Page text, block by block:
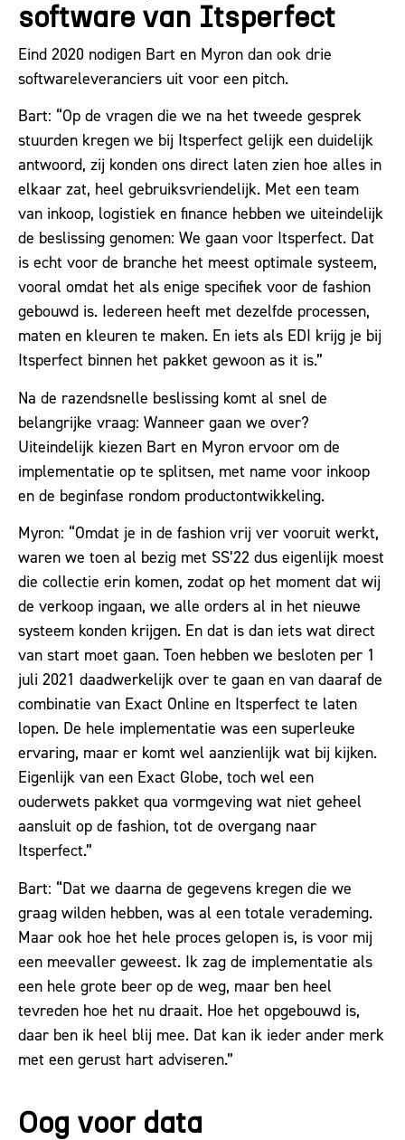
software van Itsperfect
Eind 2020 nodigen Bart en Myron dan ook drie
softwareleveranciers uit voor een pitch.
Bart: “Op de vragen die we na het tweede gesprek
stuurden kregen we bij Itsperfect gelijk een duidelijk
antwoord, zij konden ons direct laten zien hoe alles in
elkaar zat, heel gebruiksvriendelijk. Met een team
van inkoop, logistiek en finance hebben we uiteindelijk
de beslissing genomen: We gaan voor Itsperfect. Dat
is echt voor de branche het meest optimale systeem,
vooral omdat het als enige specifiek voor de fashion
gebouwd is. Iedereen heeft met dezelfde processen,
maten en kleuren te maken. En iets als EDI krijg je bij
Itsperfect binnen het pakket gewoon as it is.”
Na de razendsnelle beslissing komt al snel de
belangrijke vraag: Wanneer gaan we over?
Uiteindelijk kiezen Bart en Myron ervoor om de
implementatie op te splitsen, met name voor inkoop
en de beginfase rondom productontwikkeling.
Myron: “Omdat je in de fashion vrij ver vooruit werkt,
waren we toen al bezig met SS’22 dus eigenlijk moest
die collectie erin komen, zodat op het moment dat wij
de verkoop ingaan, we alle orders al in het nieuwe
systeem konden krijgen. En dat is dan iets wat direct
van start moet gaan. Toen hebben we besloten per 1
juli 2021 daadwerkelijk over te gaan en van daaraf de
combinatie van Exact Online en Itsperfect te laten
lopen. De hele implementatie was een superleuke
ervaring, maar er komt wel aanzienlijk wat bij kijken.
Eigenlijk van een Exact Globe, toch wel een
ouderwets pakket qua vormgeving wat niet geheel
aansluit op de fashion, tot de overgang naar
Itsperfect.”
Bart: “Dat we daarna de gegevens kregen die we
graag wilden hebben, was al een totale verademing.
Maar ook hoe het hele proces gelopen is, is voor mij
een meevaller geweest. Ik zag de implementatie als
een hele grote beer op de weg, maar ben heel
tevreden hoe het nu draait. Hoe het opgebouwd is,
daar ben ik heel blij mee. Dat kan ik ieder ander merk
met een gerust hart adviseren.”
Oog voor data